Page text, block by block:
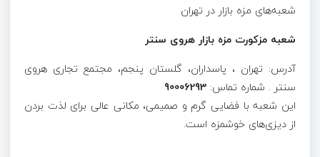
شعبه‌های مزه بازار در تهران
شعبه مزکورت مزه بازار هروی سنتر
آدرس: تهران ، پاسداران، گلستان پنجم، مجتمع تجاری هروی
سنتر . شماره تماس: 90006293
این شعبه با فضایی گرم و صمیمی، مکانی عالی برای لذت بردن
از دیزی‌های خوشمزه است.